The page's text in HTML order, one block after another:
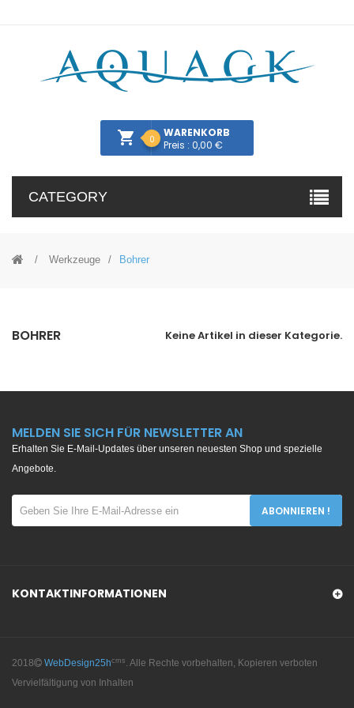
WARENKORB
0 Preis : 0,00 €
CATEGORY
Werkzeuge Bohrer
BOHRER Keine Artikel in dieser Kategorie.
MELDEN SIE SICH FÜR NEWSLETTER AN
Erhalten Sie E-Mail-Updates über unseren neuesten Shop und spezielle
Angebote.
ABONNIEREN !
KONTAKTINFORMATIONEN
2018 WebDesign25hcms . Alle Rechte vorbehalten, Kopieren verboten
Vervielfältigung von Inhalten